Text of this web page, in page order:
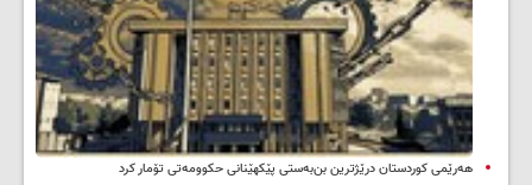
هەرێمی کوردستان درێژترین بن‌بەستی پێکهێنانی حکوومەتی تۆمار کرد